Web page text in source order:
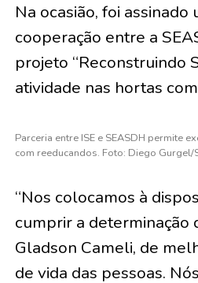
Na ocasião, foi assinado
cooperação entre a
projeto “Reconstruindo
atividade nas hortas
Parceria entre ISE e SEASDH permite
com reeducandos. Foto: Diego Gurgel/
“Nos colocamos à
cumprir a determinação
Gladson Cameli, de
de vida das pessoas.